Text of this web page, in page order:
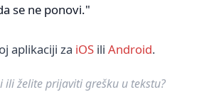
se ne ponovi."
aplikaciji za iOS ili Android.
ili želite prijaviti grešku u tekstu?